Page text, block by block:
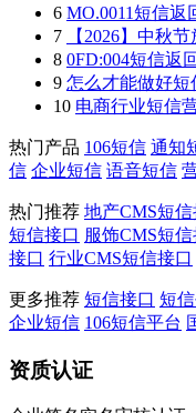
6 MO.0011短信
7
【2026】中秋
8 0FD:004短信返
9 怎么才能做好短
10 电商行业短信
热门产品 106短信 通知
信 企业短信 语音短信
热门推荐 地产CMS短信
短信接口 服饰CMS短信
接口 行业CMS短信接口
更多推荐 短信接口 短
企业短信 106短信平台
资质认证